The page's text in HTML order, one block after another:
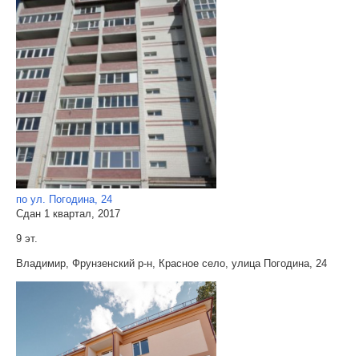
по ул. Погодина, 24
Сдан 1 квартал, 2017
9 эт.
Владимир, Фрунзенский р-н, Красное село, улица Погодина, 24